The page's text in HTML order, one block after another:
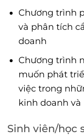
Chương trình
và phân tích
doanh
Chương trình
muốn phát
việc trong
kinh doanh
Sinh viên/học